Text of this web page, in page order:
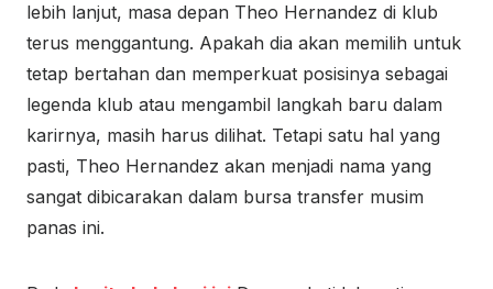
lebih lanjut, masa depan Theo Hernandez di klub
terus menggantung. Apakah dia akan memilih untuk
tetap bertahan dan memperkuat posisinya sebagai
legenda klub atau mengambil langkah baru dalam
karirnya, masih harus dilihat. Tetapi satu hal yang
pasti, Theo Hernandez akan menjadi nama yang
sangat dibicarakan dalam bursa transfer musim
panas ini.